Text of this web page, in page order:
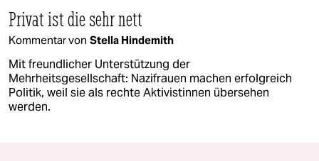
Privat ist die sehr nett
Kommentar von Stella Hindemith
Mit freundlicher Unterstützung der
Mehrheitsgesellschaft: Nazifrauen machen erfolgreich
Politik, weil sie als rechte Aktivistinnen übersehen
werden.